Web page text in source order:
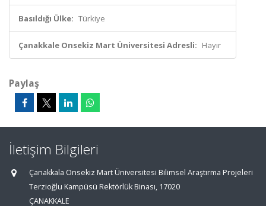
Basıldığı Ülke: Türkiye
Çanakkale Onsekiz Mart Üniversitesi Adresli: Hayır
Paylaş
İletişim Bilgileri
Çanakkala Onsekiz Mart Üniversitesi Bilimsel Araştırma Projeleri
Terzioğlu Kampüsü Rektörlük Binası, 17020
ÇANAKKALE